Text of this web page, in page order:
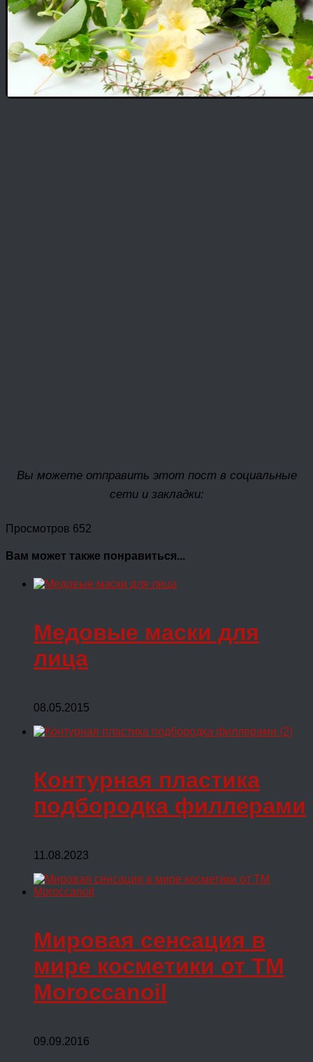
Вы можете отправить этот пост в социальные
сети и закладки:
Просмотров 652
Вам может также понравиться...
Медовые маски для
лица
08.05.2015
Контурная пластика
подбородка филлерами
11.08.2023
Мировая сенсация в
мире косметики от ТМ
Moroccanoil
09.09.2016